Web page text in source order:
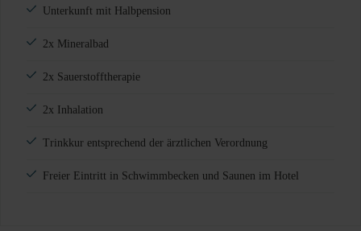
Unterkunft mit Halbpension
2x Mineralbad
2x Sauerstofftherapie
2x Inhalation
Trinkkur entsprechend der ärztlichen Verordnung
Freier Eintritt in Schwimmbecken und Saunen im Hotel